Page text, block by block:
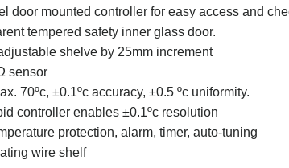
door mounted controller for easy access and
tempered safety inner glass door.
shelve by 25mm increment
sensor
70ºc, ±0.1ºc accuracy, ±0.5 ºc uniformity.
controller enables ±0.1ºc resolution
protection, alarm, timer, auto-tuning
wire shelf